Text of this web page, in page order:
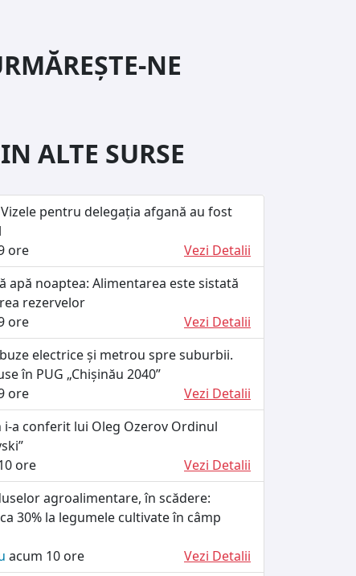
NE
ALTE SURSE
pentru delegația afgană au fost
ore
Vezi Detalii
apă noaptea: Alimentarea este sistată
rezervelor
ore
Vezi Detalii
electrice și metrou spre suburbii.
în PUG „Chișinău 2040”
ore
Vezi Detalii
a conferit lui Oleg Ozerov Ordinul
ore
Vezi Detalii
agroalimentare, în scădere:
30% la legumele cultivate în câmp
acum 10 ore
Vezi Detalii